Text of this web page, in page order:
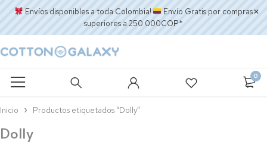
Envíos disponibles a toda Colombia!
Envío Gratis por compras
superiores a 250.000COP*
0
Inicio Productos etiquetados “Dolly”
Dolly